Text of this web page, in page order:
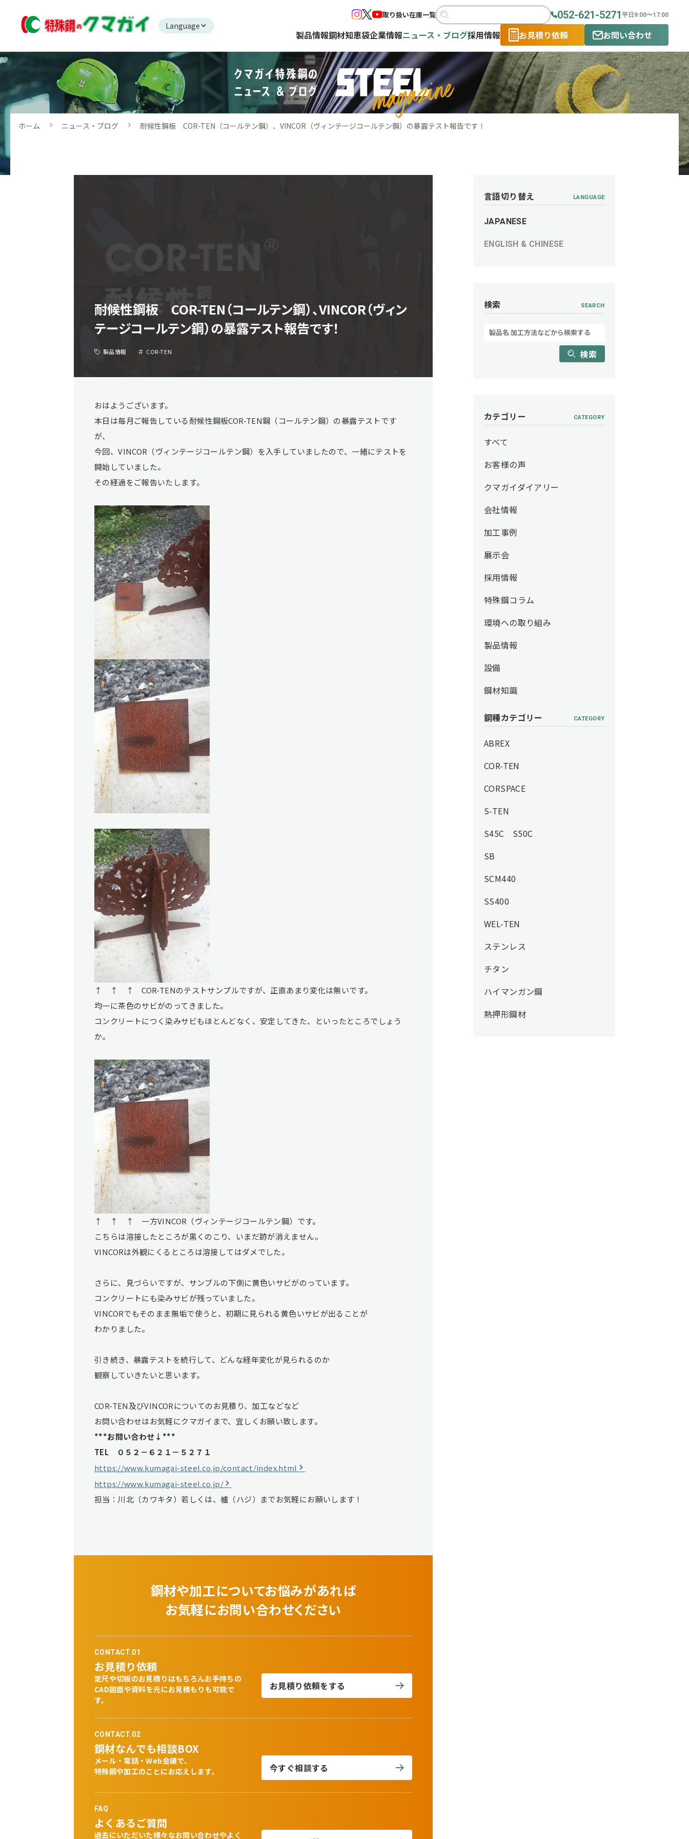
Language
製品情報鋼材知恵袋企業情報ニュース・ブログ採用情報 お見積り依頼 お問い合わせ
取り扱い在庫一覧 052-621-5271 平日9:00〜17:00
ホーム ニュース・ブログ 耐候性鋼板 COR-TEN（コールテン鋼）、VINCOR（ヴィンテージコールテン鋼）の暴露テスト報告です！
耐候性鋼板 COR-TEN（コールテン鋼）、VINCOR（ヴィン
テージコールテン鋼）の暴露テスト報告です！
製品情報 COR-TEN
おはようございます。
本日は毎月ご報告している耐候性鋼板COR-TEN鋼（コールテン鋼）の暴露テストです
が、
今回、VINCOR（ヴィンテージコールテン鋼）を入手していましたので、一緒にテストを
開始していました。
その経過をご報告いたします。
↑ ↑ ↑ COR-TENのテストサンプルですが、正直あまり変化は無いです。
均一に茶色のサビがのってきました。
コンクリートにつく染みサビもほとんどなく、安定してきた、といったところでしょう
か。
↑ ↑ ↑ 一方VINCOR（ヴィンテージコールテン鋼）です。
こちらは溶接したところが黒くのこり、いまだ跡が消えません。
VINCORは外観にくるところは溶接してはダメでした。
さらに、見づらいですが、サンプルの下側に黄色いサビがのっています。
コンクリートにも染みサビが残っていました。
VINCORでもそのまま無垢で使うと、初期に見られる黄色いサビが出ることが
わかりました。
引き続き、暴露テストを続行して、どんな経年変化が見られるのか
観察していきたいと思います。
COR-TEN及びVINCORについてのお見積り、加工などなど
お問い合わせはお気軽にクマガイまで、宜しくお願い致します。
***お問い合わせ↓***
TEL ０５２－６２１－５２７１
https://www.kumagai-steel.co.jp/contact/index.html
https://www.kumagai-steel.co.jp/
担当：川北（カワキタ）若しくは、櫨（ハジ）までお気軽にお願いします！
鋼材や加工についてお悩みがあれば
お気軽にお問い合わせください
CONTACT.01
お見積り依頼
定尺や切板のお見積りはもちろんお手持ちの
CAD図面や資料を元にお見積もりも可能で
す。
お見積り依頼をする
CONTACT.02
鋼材なんでも相談BOX
メール・電話・Web会議で、
特殊鋼や加工のことにお応えします。
今すぐ相談する
FAQ
よくあるご質問
過去にいただいた様々なお問い合わせやよく
言語切り替え LANGUAGE
JAPANESE
ENGLISH & CHINESE
検索 SEARCH
検索
カテゴリー CATEGORY
すべて
お客様の声
クマガイダイアリー
会社情報
加工事例
展示会
採用情報
特殊鋼コラム
環境への取り組み
製品情報
設備
鋼材知識
鋼種カテゴリー CATEGORY
ABREX
COR-TEN
CORSPACE
S-TEN
S45C S50C
SB
SCM440
SS400
WEL-TEN
ステンレス
チタン
ハイマンガン鋼
熱押形鋼材